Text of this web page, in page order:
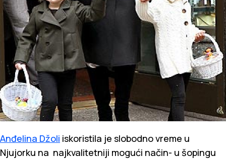
Anđelina Džoli iskoristila je slobodno vreme u
Njujorku na najkvalitetniji mogući način- u šopingu